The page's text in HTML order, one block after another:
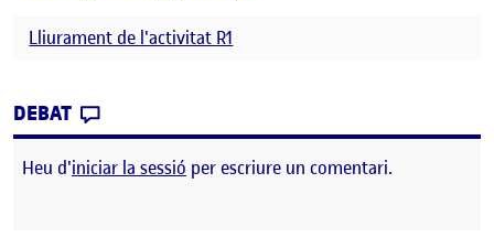
Lliurament de l'activitat R1
DEBAT
Heu d'iniciar la sessió per escriure un comentari.